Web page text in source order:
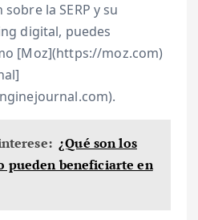
la SERP y su
digital, puedes
[Moz](https://moz.com)
¿Qué son los
pueden beneficiarte en